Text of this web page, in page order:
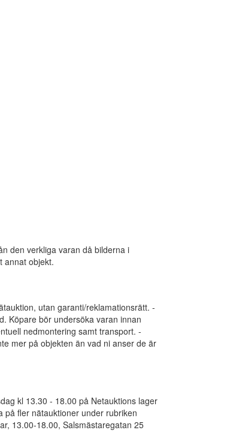
den verkliga varan då bilderna i
annat objekt.
utan garanti/reklamationsrätt. -
Köpare bör undersöka varan innan
nedmontering samt transport. -
mer på objekten än vad ni anser de är
kl 13.30 - 18.00 på Netauktions lager
på fler nätauktioner under rubriken
13.00-18.00, Salsmästaregatan 25